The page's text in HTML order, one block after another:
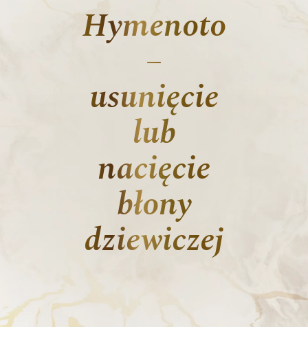
Hymenotomia
–
usunięcie
lub
nacięcie
błony
dziewiczej